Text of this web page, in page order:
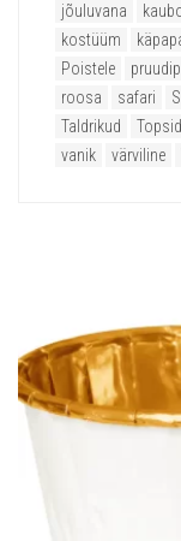
jõuluvana
kostüüm
Poistele
roosa
safari
Taldrikud
Topsid
vanik
värviline